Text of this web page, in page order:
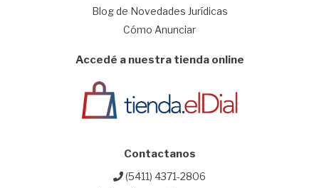
Blog de Novedades Jurídicas
Cómo Anunciar
Accedé a nuestra tienda online
Contactanos
(5411) 4371-2806